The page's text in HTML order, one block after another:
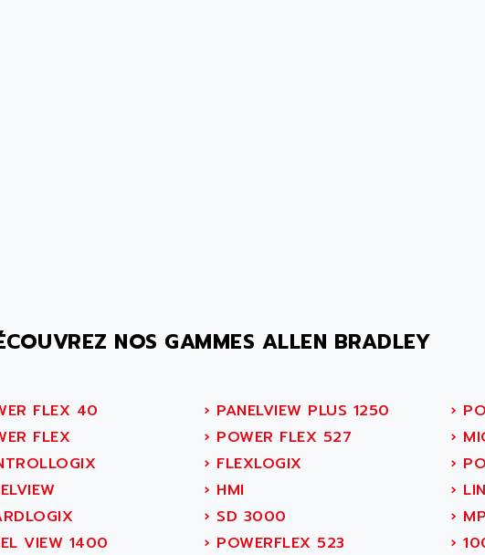
NOS GAMMES ALLEN BRADLEY
FLEX 40 › PANELVIEW PLUS 1250 ›
FLEX › POWER FLEX 527 ›
› FLEXLOGIX ›
› HMI ›
› SD 3000 ›
VIEW 1400 › POWERFLEX 523 ›